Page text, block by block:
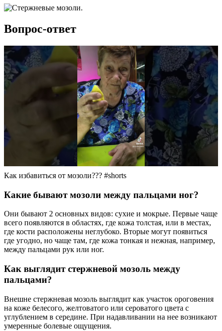
Вопрос-ответ
Как избавиться от мозоли??? #shorts
Какие бывают мозоли между пальцами ног?
Они бывают 2 основных видов: сухие и мокрые. Первые чаще
всего появляются в областях, где кожа толстая, или в местах,
где кости расположены неглубоко. Вторые могут появиться
где угодно, но чаще там, где кожа тонкая и нежная, например,
между пальцами рук или ног.
Как выглядит стержневой мозоль между
пальцами?
Внешне стержневая мозоль выглядит как участок ороговения
на коже белесого, желтоватого или сероватого цвета с
углублением в середине. При надавливании на нее возникают
умеренные болевые ощущения.